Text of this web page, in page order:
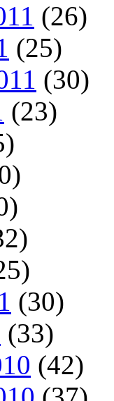
(26)
(25)
(30)
(23)
(30)
(33)
(42)